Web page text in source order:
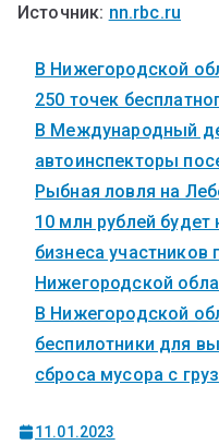
Источник: nn.rbc.ru
В Нижегородской
250 точек
В Международный
автоинспекторы
Рыбная ловля на
10 млн рублей
бизнеса участников
Нижегородской
В Нижегородской
беспилотники для
сброса мусора с
11.01.2023